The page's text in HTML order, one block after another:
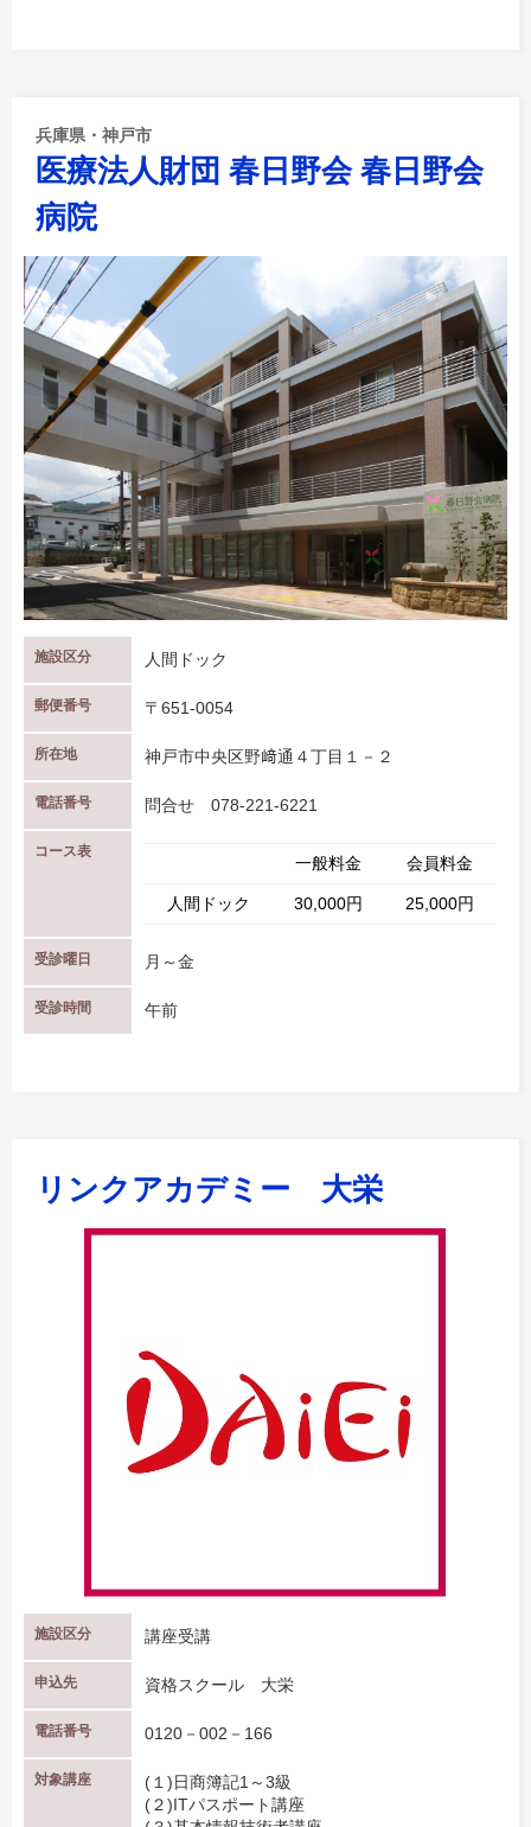
兵庫県・神戸市
医療法人財団 春日野会 春日野会
病院
施設区分 人間ドック
郵便番号 〒651-0054
所在地 神戸市中央区野﨑通４丁目１－２
電話番号 問合せ 078-221-6221
コース表
一般料金 会員料金
人間ドック 30,000円 25,000円
受診曜日 月～金
受診時間 午前
リンクアカデミー 大栄
施設区分 講座受講
申込先 資格スクール 大栄
電話番号 0120－002－166
対象講座
(１)日商簿記1～3級
(２)ITパスポート講座